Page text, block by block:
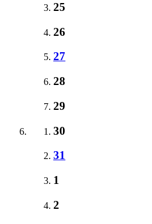
25
26
27
28
29
30
31
1
2